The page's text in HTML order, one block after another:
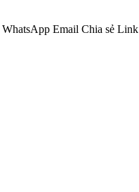
WhatsApp Email Chia sẻ Link